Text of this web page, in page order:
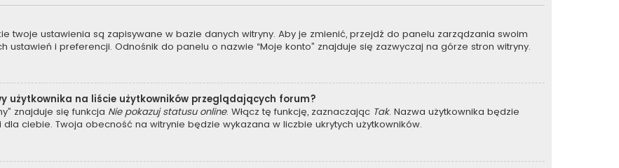
twoje ustawienia są zapisywane w bazie danych witryny. Aby je zmienić, przejdź do panelu zarządzania swoim
i preferencji. Odnośnik do panelu o nazwie “Moje konto” znajduje się zazwyczaj na górze stron witryny.
użytkownika na liście użytkowników przeglądających forum?
znajduje się funkcja Nie pokazuj statusu online. Włącz tę funkcję, zaznaczając Tak. Nazwa użytkownika będzie
ciebie. Twoja obecność na witrynie będzie wykazana w liczbie ukrytych użytkowników.